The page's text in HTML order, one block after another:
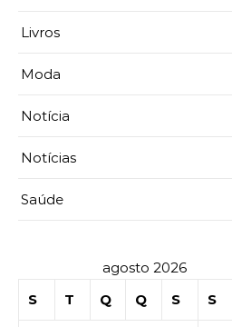
Livros
Moda
Notícia
Notícias
Saúde
agosto 2026
S
T Q Q S S